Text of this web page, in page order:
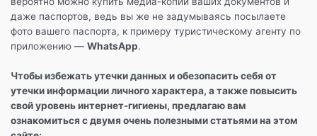
даже паспортов, ведь вы же не задумываясь посылаете
фото вашего паспорта, к примеру туристическому агенту по
приложению — WhatsApp.
Чтобы избежать утечки данных и обезопасить себя от
утечки информации личного характера, а также повысить
свой уровень интернет-гигиены, предлагаю вам
ознакомиться с двумя очень полезными статьями на этом